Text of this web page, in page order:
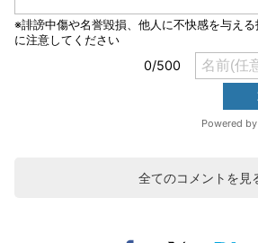
全てのコメントを見